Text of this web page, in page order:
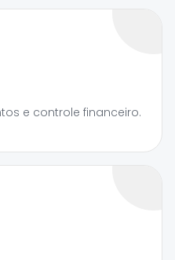
e controle financeiro.